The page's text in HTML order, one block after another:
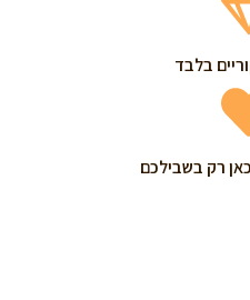
בלבד
רק בשבילכם